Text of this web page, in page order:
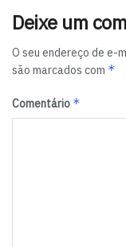
Deixe um
O seu endereço de e-
são marcados com *
Comentário *